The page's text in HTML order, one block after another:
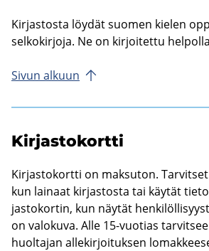
Kir­jas­tos­ta löy­dät suo­men kie­len
sel­ko­kir­jo­ja. Ne on kir­joi­tet­tu
Sivun al­kuun
Kir­jas­to­kort­ti
Kir­jas­to­kort­ti on mak­su­ton.
kun lai­naat kir­jas­tos­ta tai käy­tät
jas­to­kor­tin, kun näy­tät
on va­lo­ku­va. Alle 15-​vuotias
huol­ta­jan al­le­kir­joi­tuk­sen